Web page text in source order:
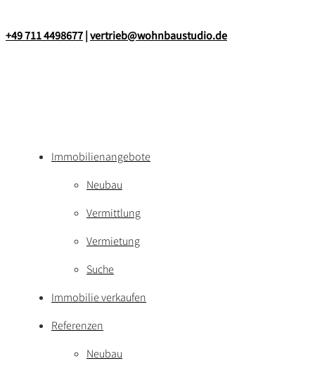
+49 711 4498677 | vertrieb@wohnbaustudio.de
Immobilienangebote
Neubau
Vermittlung
Vermietung
Suche
Immobilie verkaufen
Referenzen
Neubau